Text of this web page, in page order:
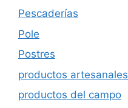
Pescaderías
Pole
Postres
productos artesanales
productos del campo